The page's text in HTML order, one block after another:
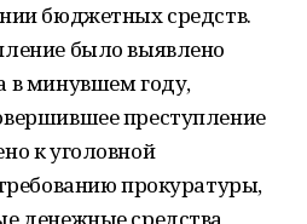
бюджетных средств.
было выявлено
в минувшем году,
преступление
к уголовной
прокуратуры,